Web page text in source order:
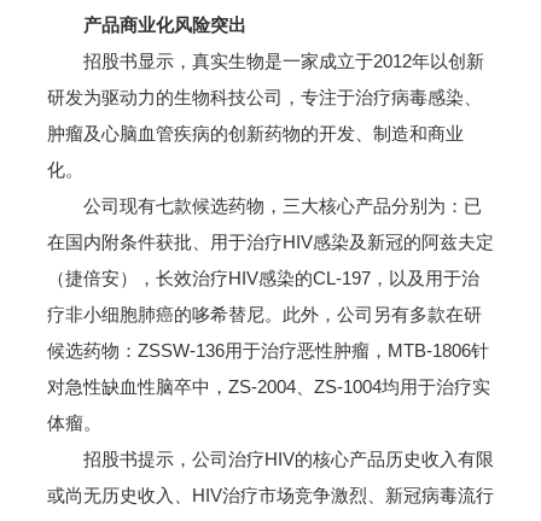
产品商业化风险突出
招股书显示，真实生物是一家成立于2012年以创新
研发为驱动力的生物科技公司，专注于治疗病毒感染、
肿瘤及心脑血管疾病的创新药物的开发、制造和商业
化。
公司现有七款候选药物，三大核心产品分别为：已
在国内附条件获批、用于治疗HIV感染及新冠的阿兹夫定
（捷倍安），长效治疗HIV感染的CL-197，以及用于治
疗非小细胞肺癌的哆希替尼。此外，公司另有多款在研
候选药物：ZSSW-136用于治疗恶性肿瘤，MTB-1806针
对急性缺血性脑卒中，ZS-2004、ZS-1004均用于治疗实
体瘤。
招股书提示，公司治疗HIV的核心产品历史收入有限
或尚无历史收入、HIV治疗市场竞争激烈、新冠病毒流行